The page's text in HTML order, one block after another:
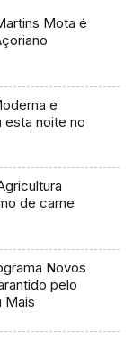
Mota é
e
esta noite no
de carne
Novos
pelo
Mais